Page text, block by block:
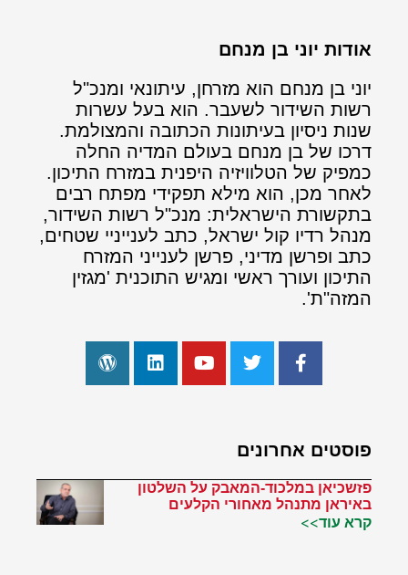
אודות יוני בן מנחם
יוני בן מנחם הוא מזרחן, עיתונאי ומנכ"ל
רשות השידור לשעבר. הוא בעל עשרות
שנות ניסיון בעיתונות הכתובה והמצולמת.
דרכו של בן מנחם בעולם המדיה החלה
כמפיק של הטלוויזיה היפנית במזרח התיכון.
לאחר מכן, הוא מילא תפקידי מפתח רבים
בתקשורת הישראלית: מנכ"ל רשות השידור,
מנהל רדיו קול ישראל, כתב לענייניי שטחים,
כתב ופרשן מדיני, פרשן לענייני המזרח
התיכון ועורך ראשי ומגיש התוכנית 'מגזין
המזה"ת'.
פוסטים אחרונים
פזשכיאן במלכוד-המאבק על השלטון
באיראן מתנהל מאחורי הקלעים
קרא עוד>>